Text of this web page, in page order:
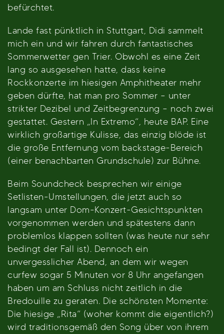
befürchtet.
Lande fast pünktlich in Stuttgart, Didi sammelt
mich ein und wir fahren durch fantastisches
Sommerwetter gen Trier. Obwohl es eine Zeit
lang so ausgesehen hatte, dass keine
Rockkonzerte im hiesigen Amphitheater mehr
geben dürfte, hat man pro Sommer – unter
strikter Dezibel und Zeitbegrenzung – noch zwei
gestattet. Gestern „In Extremo“, heute BAP. Eine
wirklich großartige Kulisse, das einzig blöde ist
die große Entfernung vom backstage-Bereich
(einer benachbarten Grundschule) zur Bühne.
Beim Soundcheck besprechen wir einige
Setlisten-Umstellungen, die jetzt auch so
langsam unter Dom-Konzert-Gesichtspunkten
vorgenommen werden und spätestens dann
problemlos klappen sollten (was heute nur sehr
bedingt der Fall ist). Dennoch ein
unvergesslicher Abend, an dem wir wegen
curfew sogar 5 Minuten vor 8 Uhr angefangen
haben um am Schluss nicht zeitlich in die
Bredouille zu geraten. Die schönsten Momente:
Die hiesige „Rita“ (woher kommt die eigentlich?)
wird traditionsgemäß den Song über von ihrem